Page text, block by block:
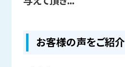
お客様の声をご紹介